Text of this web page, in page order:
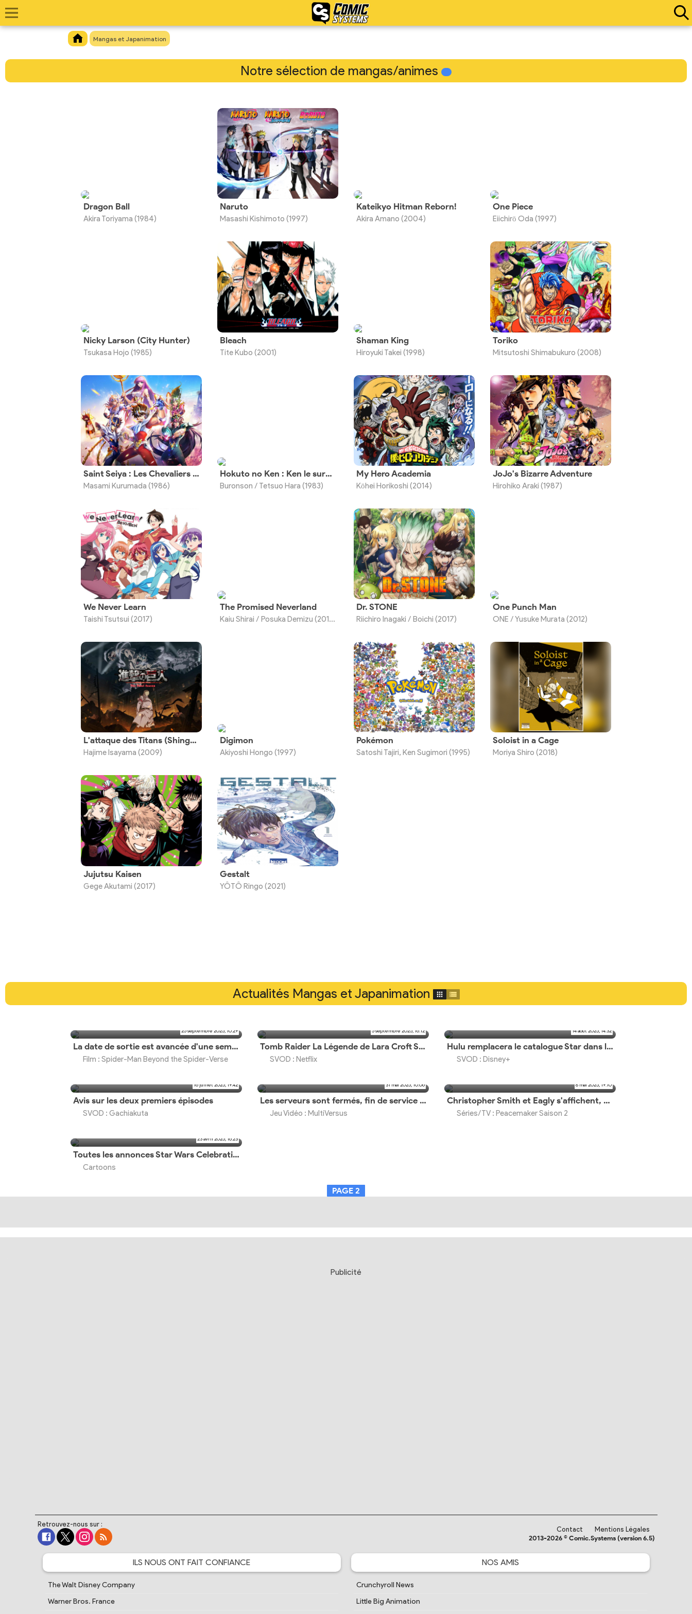
Mangas et Japanimation
Notre sélection de mangas/animes
Dragon Ball
Akira Toriyama (1984)
Naruto
Masashi Kishimoto (1997)
Kateikyo Hitman Reborn!
Akira Amano (2004)
One Piece
Eiichirō Oda (1997)
Nicky Larson (City Hunter)
Tsukasa Hojo (1985)
Bleach
Tite Kubo (2001)
Shaman King
Hiroyuki Takei (1998)
Toriko
Mitsutoshi Shimabukuro (2008)
Saint Seiya : Les Chevaliers du Zodiaque
Masami Kurumada (1986)
Hokuto no Ken : Ken le survivant
Buronson / Tetsuo Hara (1983)
My Hero Academia
Kōhei Horikoshi (2014)
JoJo's Bizarre Adventure
Hirohiko Araki (1987)
We Never Learn
Taishi Tsutsui (2017)
The Promised Neverland
Kaiu Shirai / Posuka Demizu (2016)
Dr. STONE
Riichiro Inagaki / Boichi (2017)
One Punch Man
ONE / Yusuke Murata (2012)
L'attaque des Titans (Shingeki no Kyojin)
Hajime Isayama (2009)
Digimon
Akiyoshi Hongo (1997)
Pokémon
Satoshi Tajiri, Ken Sugimori (1995)
Soloist in a Cage
Moriya Shiro (2018)
Jujutsu Kaisen
Gege Akutami (2017)
Gestalt
YÔTÔ Ringo (2021)
Actualités Mangas et Japanimation
25 septembre 2025, 10:29
La date de sortie est avancée d'une semaine
Film : Spider-Man Beyond the Spider-Verse
5 septembre 2025, 16:12
Tomb Raider La Légende de Lara Croft Saison 2 est datée et sera la dernière saison
SVOD : Netflix
14 août 2025, 14:32
Hulu remplacera le catalogue Star dans le monde
SVOD : Disney+
16 juillet 2025, 19:42
Avis sur les deux premiers épisodes
SVOD : Gachiakuta
31 mai 2025, 10:06
Les serveurs sont fermés, fin de service pour le crossover de Warner Bros.
Jeu Vidéo : MultiVersus
8 mai 2025, 19:10
Christopher Smith et Eagly s'affichent, nouvelle bande-annonce demain
Séries/TV : Peacemaker Saison 2
23 avril 2025, 16:23
Toutes les annonces Star Wars Celebration Japan 2025 (Visions, Starfighter et plus)
Cartoons
PAGE 2
Publicité
Retrouvez-nous sur :
Contact
Mentions Légales
2013-2026 © Comic.Systems (version 6.5)
ILS NOUS ONT FAIT CONFIANCE
The Walt Disney Company
Warner Bros. France
NOS AMIS
Crunchyroll News
Little Big Animation